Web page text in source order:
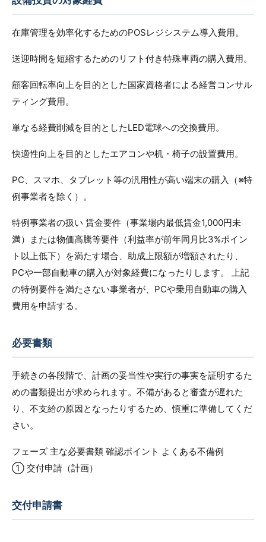
在庫管理を効率化するためのPOSレジシステム導入費用。
送迎時間を短縮するためのリフト付き特殊車両の購入費用。
顧客回転率向上を目的とした国家資格者による経営コンサル
ティング費用。
単なる経費削減を目的としたLED電球への交換費用。
快適性向上を目的としたエアコンや机・椅子の設置費用。
PC、スマホ、タブレット等の汎用性が高い端末の購入（※特
例事業者を除く）。
特例事業者の扱い 賃金要件（事業場内最低賃金1,000円未
満）または物価高騰等要件（利益率が前年同月比3%ポイン
ト以上低下）を満たす場合、助成上限額が増額されたり、
PCや一部自動車の購入が対象経費になったりします。 上記
の特例要件を満たさない事業者が、PCや乗用自動車の購入
費用を申請する。
必要書類
手続きの各段階で、計画の妥当性や実行の事実を証明するた
めの書類提出が求められます。不備があると審査が遅れた
り、不支給の原因となったりするため、慎重に準備してくだ
さい。
フェーズ 主な必要書類 確認ポイント よくある不備例
① 交付申請（計画）
交付申請書